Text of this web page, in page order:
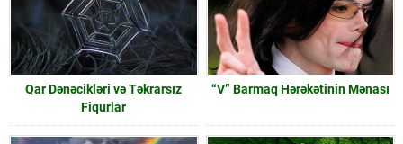
Qar Dənəcikləri və Təkrarsız
Fiqurlar
“V” Barmaq Hərəkətinin Mənası